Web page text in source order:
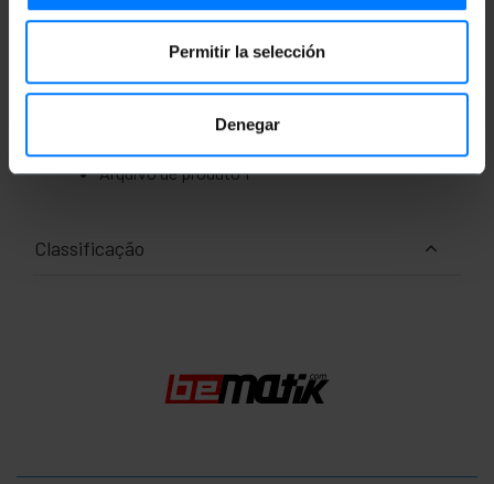
Permitir la selección
Denegar
Número de pacotes: 1
Arquivo de produto 1
Classificação